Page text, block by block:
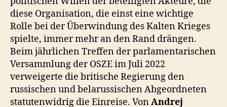
diese Organisation, die einst eine wichtige
Rolle bei der Überwindung des Kalten Krieges
spielte, immer mehr an den Rand drängen.
Beim jährlichen Treffen der parlamentarischen
Versammlung der OSZE im Juli 2022
verweigerte die britische Regierung den
russischen und belarussischen Abgeordneten
statutenwidrig die Einreise. VonAndrej